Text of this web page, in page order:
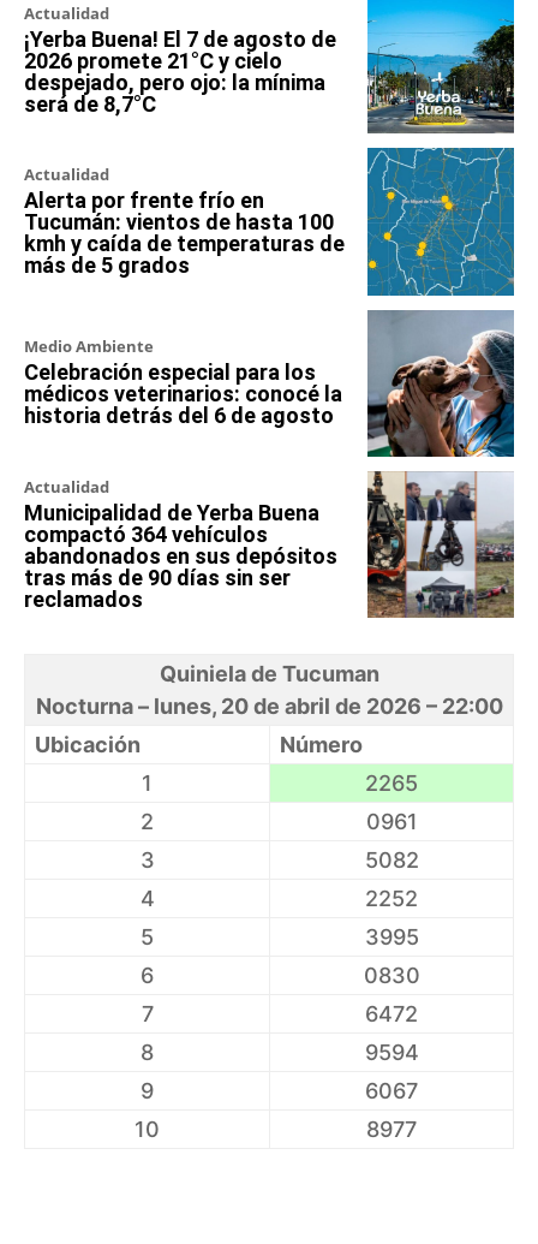
Actualidad
¡Yerba Buena! El 7 de agosto de
2026 promete 21°C y cielo
despejado, pero ojo: la mínima
será de 8,7°C
Actualidad
Alerta por frente frío en
Tucumán: vientos de hasta 100
kmh y caída de temperaturas de
más de 5 grados
Medio Ambiente
Celebración especial para los
médicos veterinarios: conocé la
historia detrás del 6 de agosto
Actualidad
Municipalidad de Yerba Buena
compactó 364 vehículos
abandonados en sus depósitos
tras más de 90 días sin ser
reclamados
Quiniela de Tucuman
Nocturna – lunes, 20 de abril de 2026 – 22:00
Ubicación
Número
1
2265
2
0961
3
5082
4
2252
5
3995
6
0830
7
6472
8
9594
9
6067
10
8977